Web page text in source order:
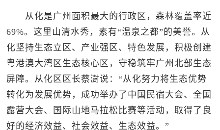
从化是广州面积最大的行政区，森林覆盖率近
69%。这里山清水秀，素有“温泉之都”的美誉。从
化坚持生态立区、产业强区、特色发展，积极创建
粤港澳大湾区生态核心区，守稳筑牢广州北部生态
屏障。从化区区长蔡澍说：“从化努力将生态优势
转化为发展优势，成功举办了中国民宿大会、全国
露营大会、国际山地马拉松比赛等活动，取得了良
好的经济效益、社会效益、生态效益。”